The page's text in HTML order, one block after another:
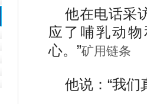
他在电话采
应了哺乳动
心。”矿用链条
他说：“我们